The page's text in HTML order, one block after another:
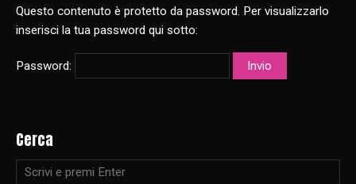
Questo contenuto è protetto da password. Per visualizzarlo
inserisci la tua password qui sotto:
Password:
Cerca